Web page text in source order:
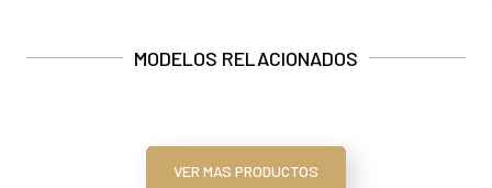
MODELOS RELACIONADOS
VER MAS PRODUCTOS